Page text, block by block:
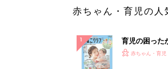
赤ちゃん・育児の
育児の困った
『ひよこクラ
赤ちゃん・育児